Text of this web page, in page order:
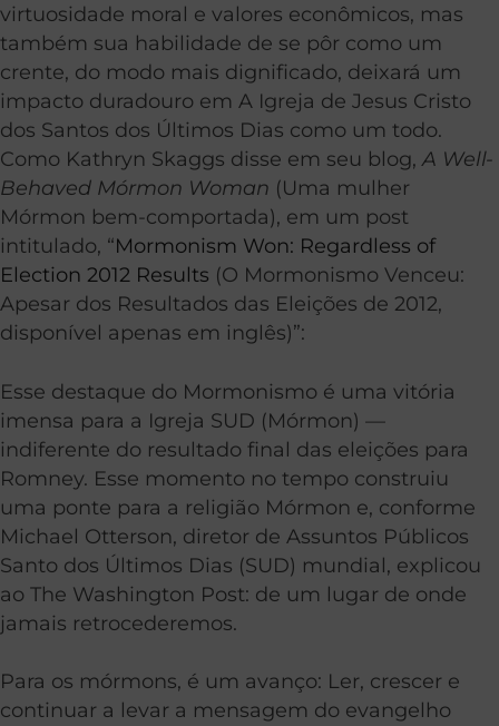
virtuosidade moral e valores econômicos, mas
também sua habilidade de se pôr como um
crente, do modo mais dignificado, deixará um
impacto duradouro em A Igreja de Jesus Cristo
dos Santos dos Últimos Dias como um todo.
Como Kathryn Skaggs disse em seu blog, A Well-
Behaved Mórmon Woman (Uma mulher
Mórmon bem-comportada), em um post
intitulado, “Mormonism Won: Regardless of
Election 2012 Results (O Mormonismo Venceu:
Apesar dos Resultados das Eleições de 2012,
disponível apenas em inglês)”:
Esse destaque do Mormonismo é uma vitória
imensa para a Igreja SUD (Mórmon) —
indiferente do resultado final das eleições para
Romney. Esse momento no tempo construiu
uma ponte para a religião Mórmon e, conforme
Michael Otterson, diretor de Assuntos Públicos
Santo dos Últimos Dias (SUD) mundial, explicou
ao The Washington Post: de um lugar de onde
jamais retrocederemos.
Para os mórmons, é um avanço: Ler, crescer e
continuar a levar a mensagem do evangelho